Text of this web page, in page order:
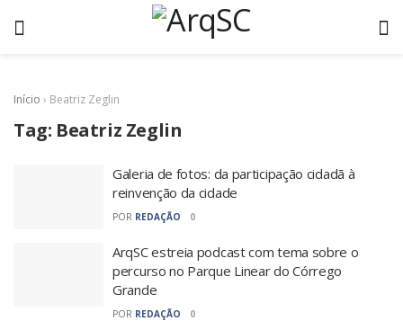
Início › Beatriz Zeglin
Tag: Beatriz Zeglin
Galeria de fotos: da participação cidadã à
reinvenção da cidade
POR REDAÇÃO 0
ArqSC estreia podcast com tema sobre o
percurso no Parque Linear do Córrego
Grande
POR REDAÇÃO 0